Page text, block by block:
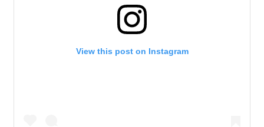
View this post on Instagram